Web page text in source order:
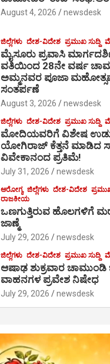
August 4, 2026 newsdesk
ಜಿಲ್ಲೆಗಳು ದೇಶ-ವಿದೇಶ ಪ್ರಮುಖ ಸುದ್ದಿ
ಮೈಸೂರು ಪ್ರವಾಸಿ
ವತಿಯಿಂದ 28ನೇ ವರ್ಷ
ಅಮ್ಮನವರ ಪೂಜಾ
ಸಂತರ್ಪಣೆ
August 3, 2026 newsdesk
ಜಿಲ್ಲೆಗಳು ದೇಶ-ವಿದೇಶ ಪ್ರಮುಖ ಸುದ್ದಿ
ಮೋದಿಯವರಿಗೆ ವಿಶೇಷ
ಯೋಗಿರಾಜ್ ಕೆತ್ತನೆ ಮಾಡಿದ
ವಿವೇಕಾನಂದ ಪ್ರತಿಮೆ!
July 31, 2026 newsdesk
ಆರೋಗ್ಯ ಜಿಲ್ಲೆಗಳು ದೇಶ-ವಿದೇಶ
ರಾಜಕೀಯ
ಒಣಗುತ್ತಿರುವ ಹೊಲಗಳಿಗೆ
ಜಾಣ್ಮೆ
July 29, 2026 newsdesk
ಜಿಲ್ಲೆಗಳು ದೇಶ-ವಿದೇಶ ಪ್ರಮುಖ ಸುದ್ದಿ
ಆಷಾಢ ಶುಕ್ರವಾರ ಚಾಮುಂಡಿ
ವಾಹನಗಳ ಪ್ರವೇಶ ನಿಷೇಧ
July 29, 2026 newsdesk